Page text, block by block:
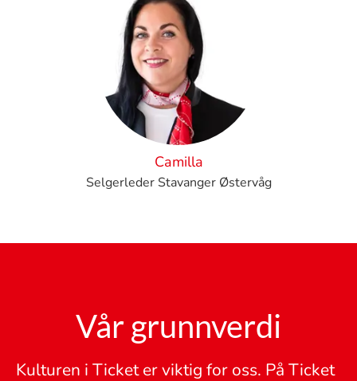
Camilla
Selgerleder Stavanger Østervåg
Vår grunnverdi
Kulturen i Ticket er viktig for oss. På Ticket